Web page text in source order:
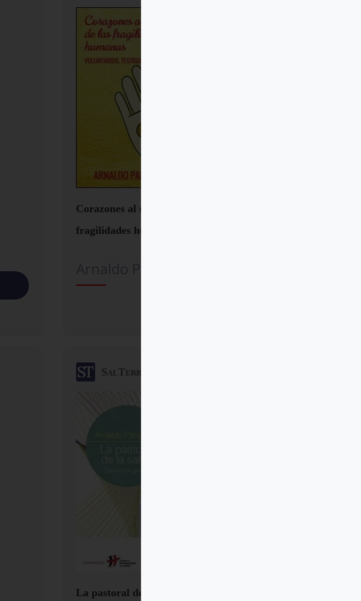
Corazones al servicio de las
fragilidades humanas
SalTerrae
La pastoral de la salud